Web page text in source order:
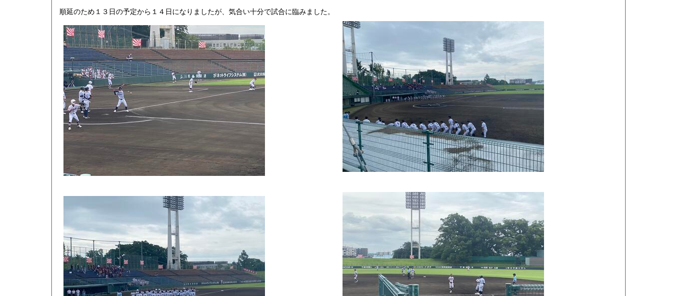
順延のため１３日の予定から１４日になりましたが、気合い十分で試合に臨みました。